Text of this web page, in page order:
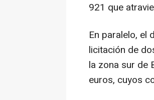
921 que
En paralelo, el
licitación de
la zona sur de
euros, cuyos